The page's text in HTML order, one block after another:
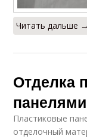
Читать дальше →
Отделка
Пластиковые
отделочный